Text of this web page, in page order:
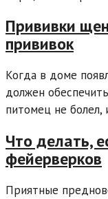
Прививки
прививок
Когда в доме
должен
питомец не болел,
Что делать,
фейерверков
Приятные